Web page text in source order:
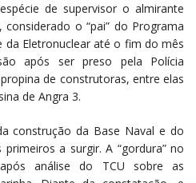
de supervisor o almirante
o “pai” do Programa
da Eletronuclear até o fim do mês
após ser preso pela Polícia
de construtoras, entre elas
de Angra 3.
construção da Base Naval e do
a surgir. A “gordura” no
análise do TCU sobre as